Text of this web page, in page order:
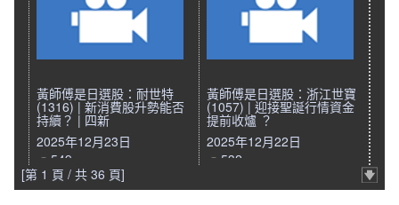
黃師傅是日選股：耐世特
(1316) | 新消費股升勢能否
持續？ | 四新
2025年12月23日
549
黃師傅是日選股：浙江世寶
(1057) | 迎接聖誕行情資金
提前收爐 ？
2025年12月22日
532
[第 1 頁 / 共 36 頁]